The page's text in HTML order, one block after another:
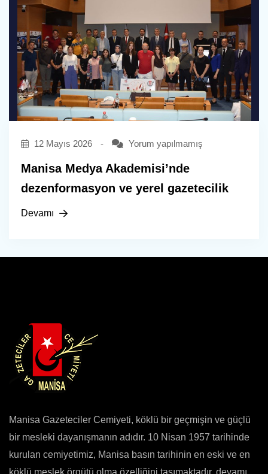
12 Mayıs 2026 - Yorum yapılmamış
Manisa Medya Akademisi’nde
dezenformasyon ve yerel gazetecilik
Devamı
Manisa Gazeteciler Cemiyeti, köklü bir geçmişin ve güçlü
bir mesleki dayanışmanın adıdır. 10 Nisan 1957 tarihinde
kurulan cemiyetimiz, Manisa basın tarihinin en eski ve en
köklü meslek örgütü olma özelliğini taşımaktadır. devamı